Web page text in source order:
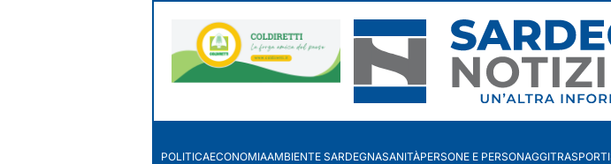
POLITICAECONOMIAAMBIENTE SARDEGNASANITÀPERSONE E PERSONAGGITRASPORTI